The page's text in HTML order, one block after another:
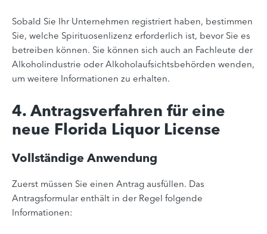
Sobald Sie Ihr Unternehmen registriert haben, bestimmen
Sie, welche Spirituosenlizenz erforderlich ist, bevor Sie es
betreiben können. Sie können sich auch an Fachleute der
Alkoholindustrie oder Alkoholaufsichtsbehörden wenden,
um weitere Informationen zu erhalten.
4. Antragsverfahren für eine
neue Florida Liquor License
Vollständige Anwendung
Zuerst müssen Sie einen Antrag ausfüllen. Das
Antragsformular enthält in der Regel folgende
Informationen: